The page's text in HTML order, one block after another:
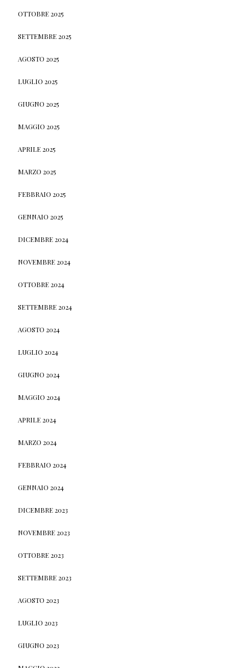
OTTOBRE 2025
SETTEMBRE 2025
AGOSTO 2025
LUGLIO 2025
GIUGNO 2025
MAGGIO 2025
APRILE 2025
MARZO 2025
FEBBRAIO 2025
GENNAIO 2025
DICEMBRE 2024
NOVEMBRE 2024
OTTOBRE 2024
SETTEMBRE 2024
AGOSTO 2024
LUGLIO 2024
GIUGNO 2024
MAGGIO 2024
APRILE 2024
MARZO 2024
FEBBRAIO 2024
GENNAIO 2024
DICEMBRE 2023
NOVEMBRE 2023
OTTOBRE 2023
SETTEMBRE 2023
AGOSTO 2023
LUGLIO 2023
GIUGNO 2023